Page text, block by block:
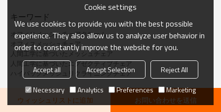
モデル
YF-A613-1
製品サイズ
W61*D65*H118-126cm
梱包サイズ
72*58*59 cm
パッケージ
2PCS/CTN
CBM/個
0.12m³
いたメッシュチェア(YF-
キーワード
オフィスメッシュチェアクローム
オフィスメッシュチェア
人間工学に基づいたメッシュチェア
人間工学に基づいたエグゼクティブチェア
ハイバックメッシュリクライニングチェア
ウィッシュリストに追加 お問い合わせを送信
Cookie settings
We use cookies to provide you with the best possible
experience. They also allow us to analyze user behavior in
order to constantly improve the website for you.
Accept all Accept Selection
Reject All
Necessary
Analytics Preferences Marketing